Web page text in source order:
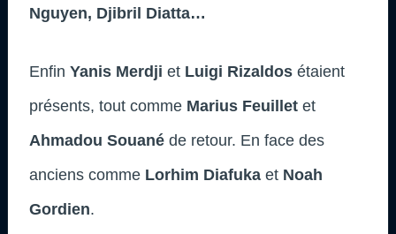
Nguyen, Djibril Diatta…
Enfin Yanis Merdji et Luigi Rizaldos étaient
présents, tout comme Marius Feuillet et
Ahmadou Souané de retour. En face des
anciens comme Lorhim Diafuka et Noah
Gordien.